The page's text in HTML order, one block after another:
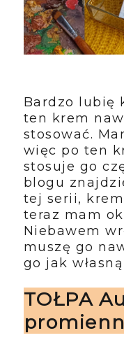
Bardzo lubię
ten krem
stosować.
więc po ten
stosuje go
blogu
tej serii,
teraz mam
Niebawem
muszę go
go jak
TOŁPA